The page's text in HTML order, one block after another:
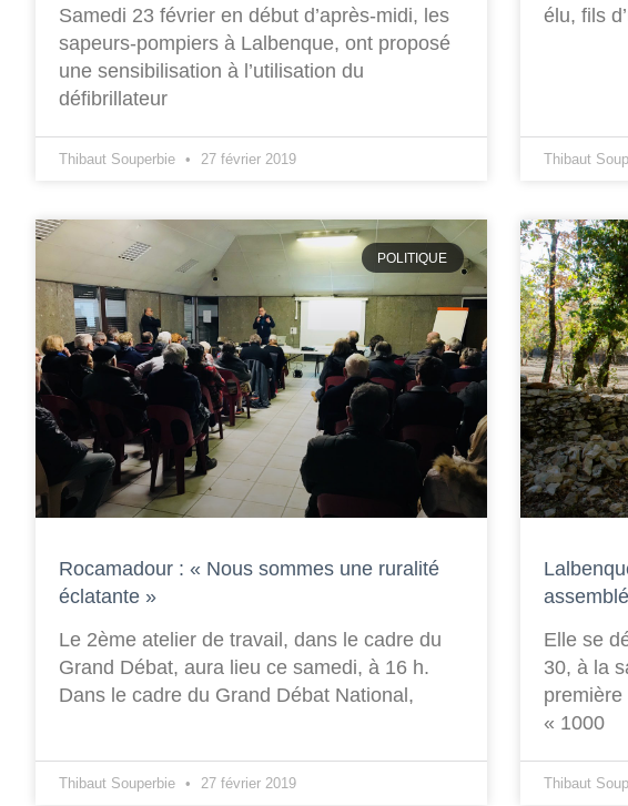
Samedi 23 février en début d’après-midi, les
sapeurs-pompiers à Lalbenque, ont proposé
une sensibilisation à l’utilisation du
défibrillateur
Thibaut Souperbie 27 février 2019
élu, fils
Thibaut
POLITIQUE
Rocamadour : « Nous sommes une ruralité
éclatante »
Le 2ème atelier de travail, dans le cadre du
Grand Débat, aura lieu ce samedi, à 16 h.
Dans le cadre du Grand Débat National,
Thibaut Souperbie 27 février 2019
Elle se
30, à la
première
« 1000
Thibaut